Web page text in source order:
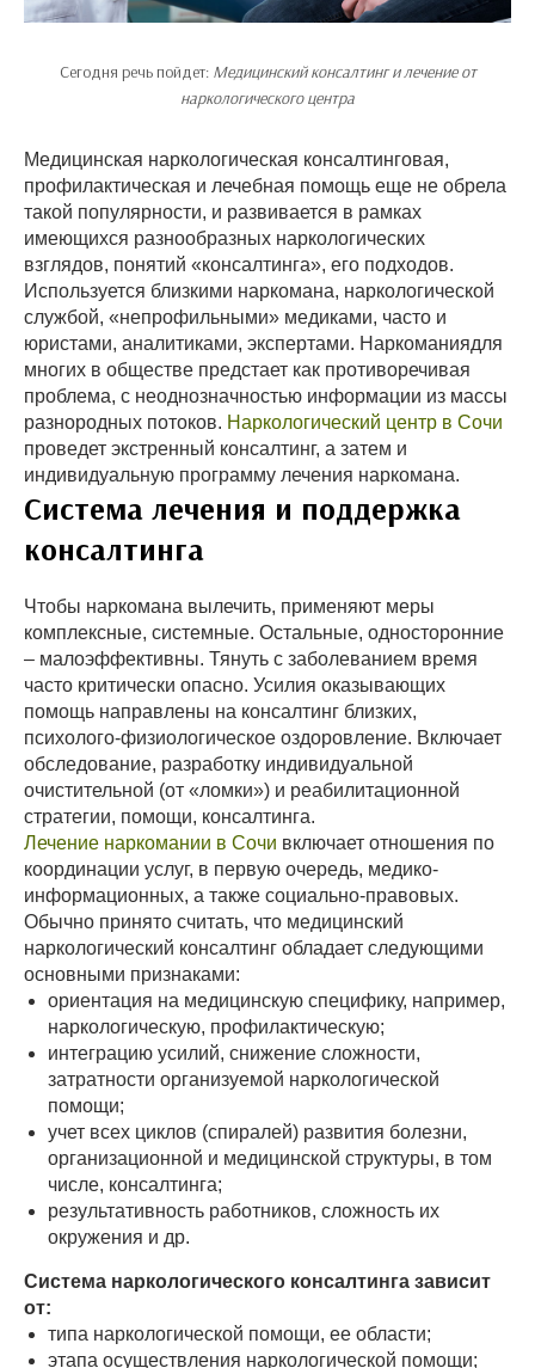
Сегодня речь пойдет: Медицинский консалтинг и лечение от
наркологического центра
Медицинская наркологическая консалтинговая,
профилактическая и лечебная помощь еще не обрела
такой популярности, и развивается в рамках
имеющихся разнообразных наркологических
взглядов, понятий «консалтинга», его подходов.
Используется близкими наркомана, наркологической
службой, «непрофильными» медиками, часто и
юристами, аналитиками, экспертами. Наркоманиядля
многих в обществе предстает как противоречивая
проблема, с неоднозначностью информации из массы
разнородных потоков. Наркологический центр в Сочи
проведет экстренный консалтинг, а затем и
индивидуальную программу лечения наркомана.
Система лечения и поддержка
консалтинга
Чтобы наркомана вылечить, применяют меры
комплексные, системные. Остальные, односторонние
– малоэффективны. Тянуть с заболеванием время
часто критически опасно. Усилия оказывающих
помощь направлены на консалтинг близких,
психолого-физиологическое оздоровление. Включает
обследование, разработку индивидуальной
очистительной (от «ломки») и реабилитационной
стратегии, помощи, консалтинга.
Лечение наркомании в Сочи включает отношения по
координации услуг, в первую очередь, медико-
информационных, а также социально-правовых.
Обычно принято считать, что медицинский
наркологический консалтинг обладает следующими
основными признаками:
ориентация на медицинскую специфику, например,
наркологическую, профилактическую;
интеграцию усилий, снижение сложности,
затратности организуемой наркологической
помощи;
учет всех циклов (спиралей) развития болезни,
организационной и медицинской структуры, в том
числе, консалтинга;
результативность работников, сложность их
окружения и др.
Система наркологического консалтинга зависит
от:
типа наркологической помощи, ее области;
этапа осуществления наркологической помощи;